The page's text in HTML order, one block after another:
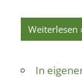
Weiterlesen
In